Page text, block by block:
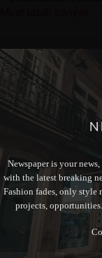
Newspaper is your
with the latest breaking
Fashion fades, only style
projects,